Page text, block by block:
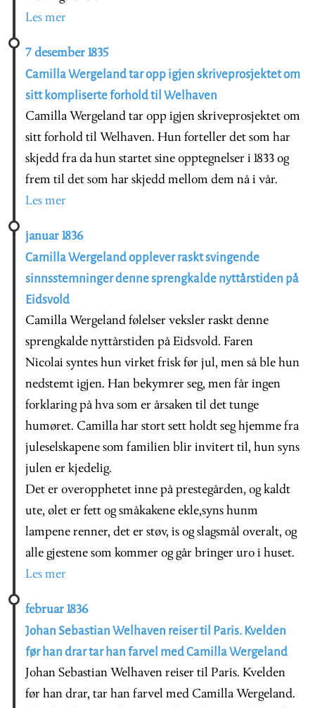
Les mer
7 desember 1835
Camilla Wergeland tar opp igjen skriveprosjektet om
sitt kompliserte forhold til Welhaven
Camilla Wergeland tar opp igjen skriveprosjektet om
sitt forhold til Welhaven. Hun forteller det som har
skjedd fra da hun startet sine opptegnelser i 1833 og
frem til det som har skjedd mellom dem nå i vår.
Les mer
januar 1836
Camilla Wergeland opplever raskt svingende
sinnsstemninger denne sprengkalde nyttårstiden på
Eidsvold
Camilla Wergeland følelser veksler raskt denne
sprengkalde nyttårstiden på Eidsvold. Faren
Nicolai syntes hun virket frisk før jul, men så ble hun
nedstemt igjen. Han bekymrer seg, men får ingen
forklaring på hva som er årsaken til det tunge
humøret. Camilla har stort sett holdt seg hjemme fra
juleselskapene som familien blir invitert til, hun syns
julen er kjedelig.
Det er overopphetet inne på prestegården, og kaldt
ute, ølet er fett og småkakene ekle,syns hunm
lampene renner, det er støv, is og slagsmål overalt, og
alle gjestene som kommer og går bringer uro i huset.
Les mer
februar 1836
Johan Sebastian Welhaven reiser til Paris. Kvelden
før han drar tar han farvel med Camilla Wergeland
Johan Sebastian Welhaven reiser til Paris. Kvelden
før han drar, tar han farvel med Camilla Wergeland.